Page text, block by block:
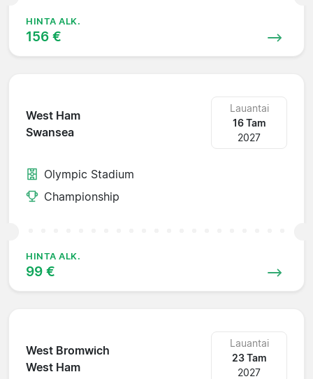
HINTA ALK.
156 €
West Ham
Swansea
Lauantai
16 Tam
2027
Olympic Stadium
Championship
HINTA ALK.
99 €
West Bromwich
West Ham
Lauantai
23 Tam
2027